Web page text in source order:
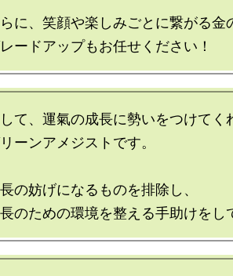
に、笑顔や楽しみごとに繋がる金
て、運氣の成長に勢いをつけてく
ーンアメジストです。
の妨げになるものを排除し、